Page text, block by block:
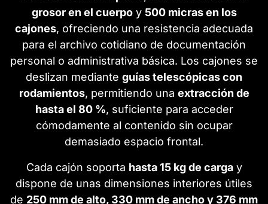
grosor en el cuerpoy 500 micras en los
cajones, ofreciendo una resistencia adecuada
para el archivo cotidiano de documentación
personal o administrativa básica. Los cajones se
deslizan mediante guías telescópicas con
rodamientos, permitiendo una extracción de
hasta el 80 %, suficiente para acceder
cómodamente al contenido sin ocupar
demasiado espacio frontal.
Cada cajón soporta hasta 15 kg de cargay
dispone de unas dimensiones interiores útiles
de 250 mm de alto, 330 mm de ancho y 376 mm